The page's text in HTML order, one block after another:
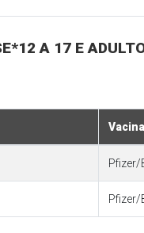
A 17 E
Vacina
Pfizer/
Pfizer/